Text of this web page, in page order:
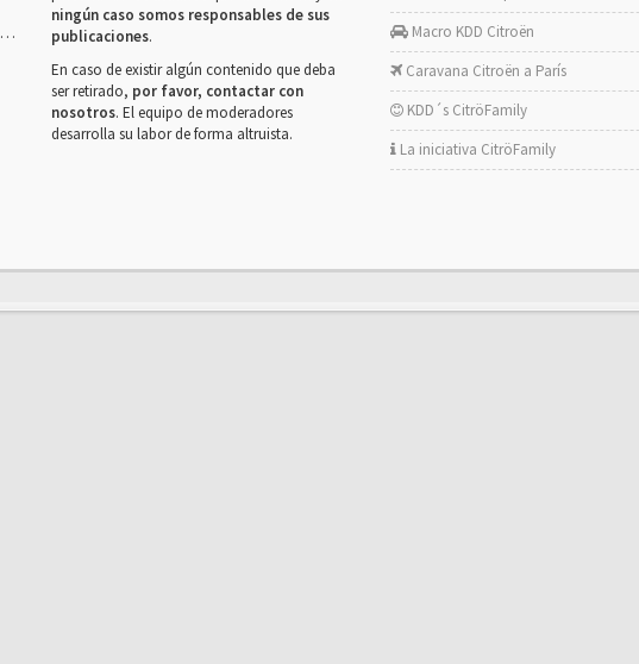
ningún caso somos responsables de sus
publicaciones.
En caso de existir algún contenido que deba
ser retirado, por favor, contactar con
nosotros. El equipo de moderadores
desarrolla su labor de forma altruista.
Macro KDD Citroën
Caravana Citroën a París
KDD´s CitröFamily
La iniciativa CitröFamily